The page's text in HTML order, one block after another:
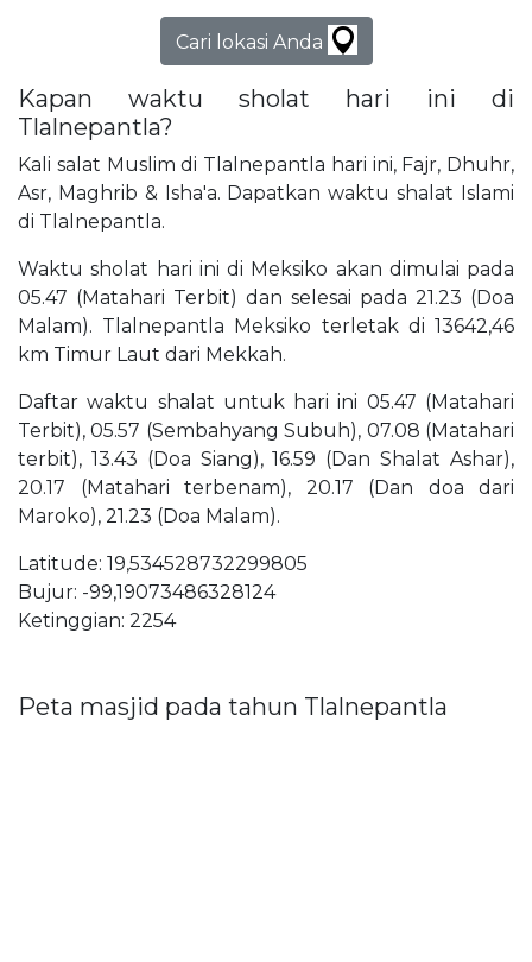
Cari lokasi Anda
Kapan waktu sholat hari ini di
Tlalnepantla?
Kali salat Muslim di Tlalnepantla hari ini, Fajr, Dhuhr,
Asr, Maghrib & Isha'a. Dapatkan waktu shalat Islami
di Tlalnepantla.
Waktu sholat hari ini di Meksiko akan dimulai pada
05.47 (Matahari Terbit) dan selesai pada 21.23 (Doa
Malam). Tlalnepantla Meksiko terletak di 13642,46
km Timur Laut dari Mekkah.
Daftar waktu shalat untuk hari ini 05.47 (Matahari
Terbit), 05.57 (Sembahyang Subuh), 07.08 (Matahari
terbit), 13.43 (Doa Siang), 16.59 (Dan Shalat Ashar),
20.17 (Matahari terbenam), 20.17 (Dan doa dari
Maroko), 21.23 (Doa Malam).
Latitude: 19,534528732299805
Bujur: -99,19073486328124
Ketinggian: 2254
Peta masjid pada tahun Tlalnepantla